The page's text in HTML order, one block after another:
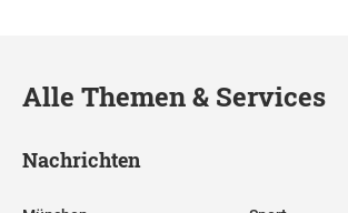
Alle Themen & Services
Nachrichten